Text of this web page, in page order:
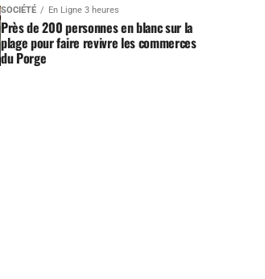
SOCIÉTÉ En Ligne 3 heures
Près de 200 personnes en blanc sur la
plage pour faire revivre les commerces
du Porge